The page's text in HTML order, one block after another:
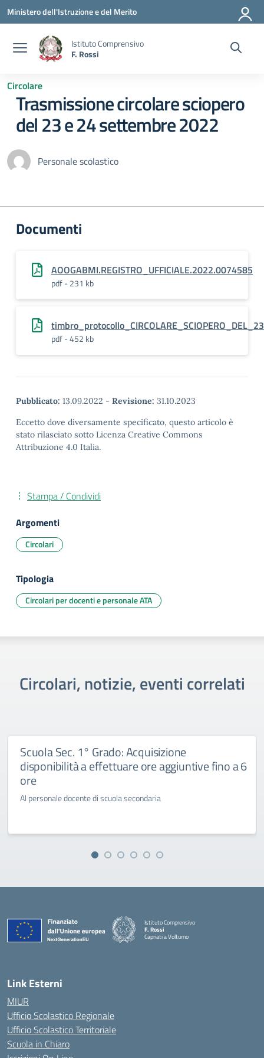
Vai ai contenuti
Vai al menu di navigazione
Vai al footer
Ministero dell'Istruzione e del Merito
Istituto Comprensivo
F. Rossi
Circolare
Trasmissione circolare sciopero
del 23 e 24 settembre 2022
Personale scolastico
Documenti
AOOGABMI.REGISTRO_UFFICIALE.2022.0074585
pdf - 231 kb
pdf - 452 kb
Pubblicato: 13.09.2022 - Revisione: 31.10.2023
Eccetto dove diversamente specificato, questo articolo è
stato rilasciato sotto Licenza Creative Commons
Attribuzione 4.0 Italia.
Stampa / Condividi
Argomenti
Circolari
Tipologia
Circolari per docenti e personale ATA
Circolari, notizie, eventi correlati
Scuola Sec. 1° Grado: Acquisizione
disponibilità a effettuare ore aggiuntive fino a 6
ore
Al personale docente di scuola secondaria
Istituto Comprensivo
F. Rossi
Capriati a Volturno
— Visita la pagina iniziale della scuola
Link Esterni
MIUR
Ufficio Scolastico Regionale
Ufficio Scolastico Territoriale
Scuola in Chiaro